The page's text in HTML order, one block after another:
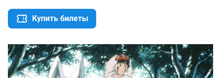
Купить билеты